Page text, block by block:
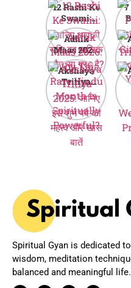
12 Rashi Ke
Swami:
जानिए आपकी
राशि का मालिक
कौन सा ग्रह है?
7
Adhik
Maas 2026:
Why This
Rare Hindu
Month is
Spiritually
Powerful?
Akshaya
Tritiya
2025: जानिए
इस शुभ पर्व का
महत्व और खास
बातें
Spiritual Gyan is dedicated
wisdom, meditation
balanced and meaningful life.